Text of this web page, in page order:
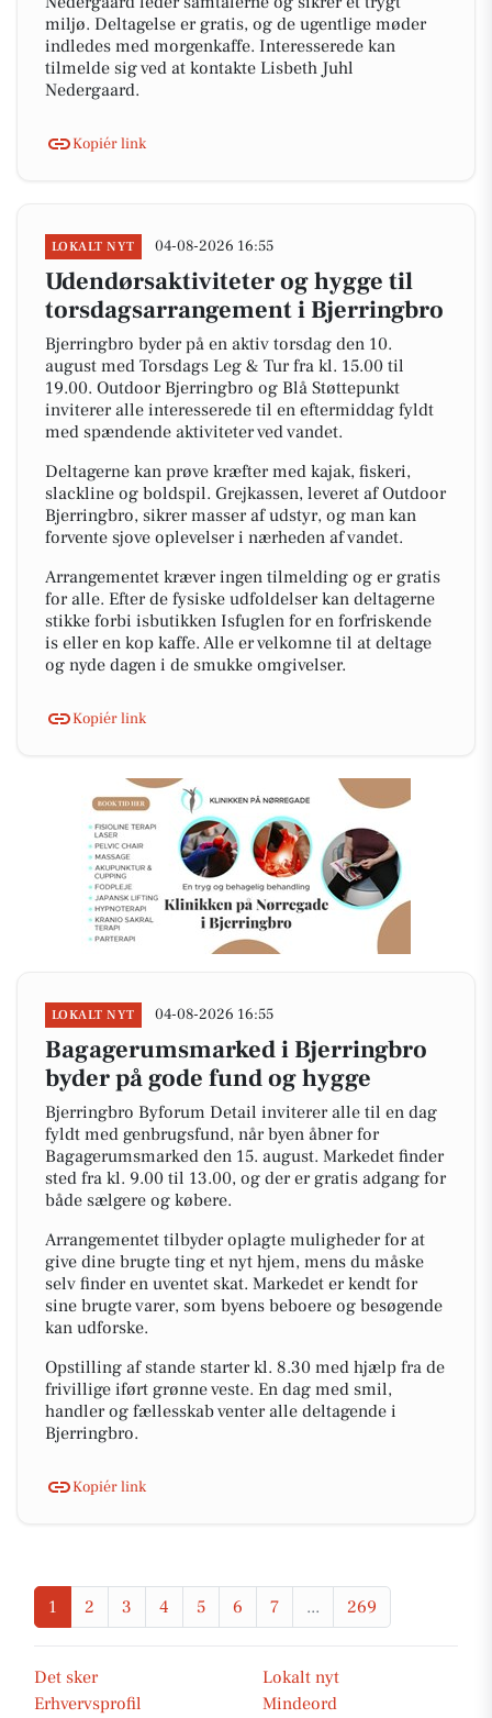
miljø. Deltagelse er gratis, og de ugentlige møder
indledes med morgenkaffe. Interesserede kan
tilmelde sig ved at kontakte Lisbeth Juhl
Nedergaard.
Kopiér link
LOKALT NYT 04-08-2026 16:55
Udendørsaktiviteter og hygge til
torsdagsarrangement i Bjerringbro
Bjerringbro byder på en aktiv torsdag den 10.
august med Torsdags Leg & Tur fra kl. 15.00 til
19.00. Outdoor Bjerringbro og Blå Støttepunkt
inviterer alle interesserede til en eftermiddag fyldt
med spændende aktiviteter ved vandet.
Deltagerne kan prøve kræfter med kajak, fiskeri,
slackline og boldspil. Grejkassen, leveret af Outdoor
Bjerringbro, sikrer masser af udstyr, og man kan
forvente sjove oplevelser i nærheden af vandet.
Arrangementet kræver ingen tilmelding og er gratis
for alle. Efter de fysiske udfoldelser kan deltagerne
stikke forbi isbutikken Isfuglen for en forfriskende
is eller en kop kaffe. Alle er velkomne til at deltage
og nyde dagen i de smukke omgivelser.
Kopiér link
LOKALT NYT 04-08-2026 16:55
Bagagerumsmarked i Bjerringbro
byder på gode fund og hygge
Bjerringbro Byforum Detail inviterer alle til en dag
fyldt med genbrugsfund, når byen åbner for
Bagagerumsmarked den 15. august. Markedet finder
sted fra kl. 9.00 til 13.00, og der er gratis adgang for
både sælgere og købere.
Arrangementet tilbyder oplagte muligheder for at
give dine brugte ting et nyt hjem, mens du måske
selv finder en uventet skat. Markedet er kendt for
sine brugte varer, som byens beboere og besøgende
kan udforske.
Opstilling af stande starter kl. 8.30 med hjælp fra de
frivillige iført grønne veste. En dag med smil,
handler og fællesskab venter alle deltagende i
Bjerringbro.
Kopiér link
1 2 3 4 5 6 7 ... 269
Det sker
Lokalt nyt
Erhvervsprofil
Mindeord